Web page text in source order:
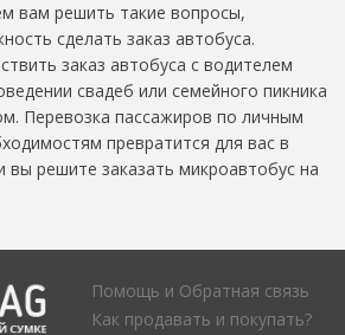
вам решить такие вопросы,
сделать заказ автобуса.
заказ автобуса с водителем
свадеб или семейного пикника
Перевозка пассажиров по личным
превратится для вас в
вы решите заказать микроавтобус на
Помощь и Обратная связь
Как продавать и покупать?